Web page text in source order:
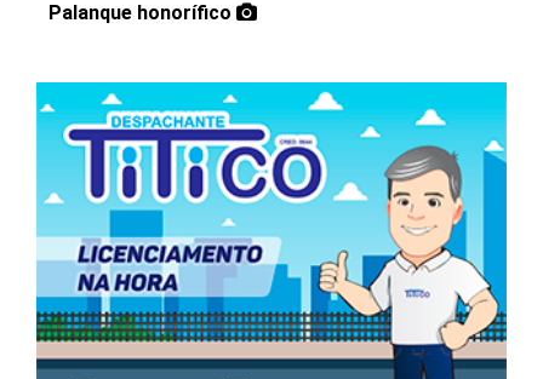
Palanque honorífico